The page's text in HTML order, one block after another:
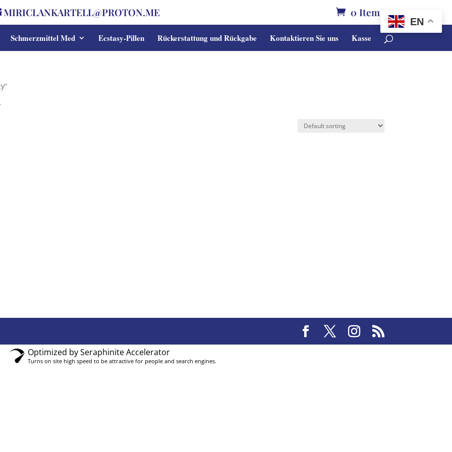
MIRICLANKARTELL@PROTON.ME 0 Items
Schmerzmittel Med Ecstasy-Pillen Rückerstattung und Rückgabe Kontaktieren Sie uns Kasse
EN
Optimized by Seraphinite Accelerator
Turns on site high speed to be attractive for people and search engines.